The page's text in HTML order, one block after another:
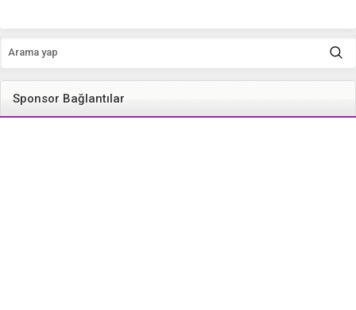
Sponsor Bağlantılar